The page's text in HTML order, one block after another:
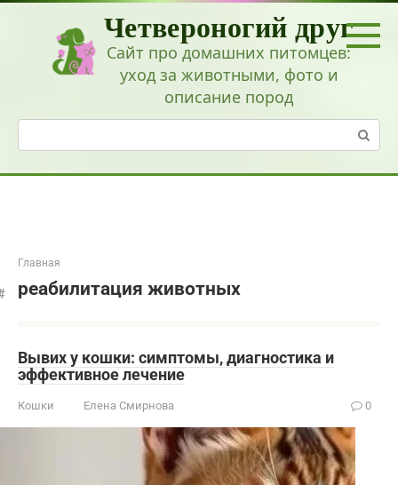
Перейти
Четвероногий друг
Сайт про домашних питомцев:
уход за животными, фото и
описание пород
Поиск:
Главная
реабилитация животных
Вывих у кошки: симптомы, диагностика и
эффективное лечение
Кошки Елена Смирнова 0